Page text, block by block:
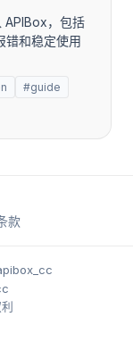
APIBox，包括
错和稳定使用
#guide
款